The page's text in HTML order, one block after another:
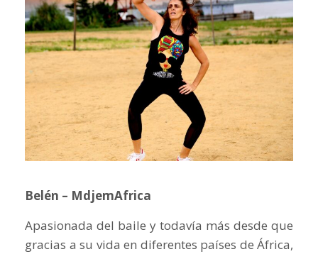
Belén – MdjemAfrica
Apasionada del baile y todavía más desde que
gracias a su vida en diferentes países de África,